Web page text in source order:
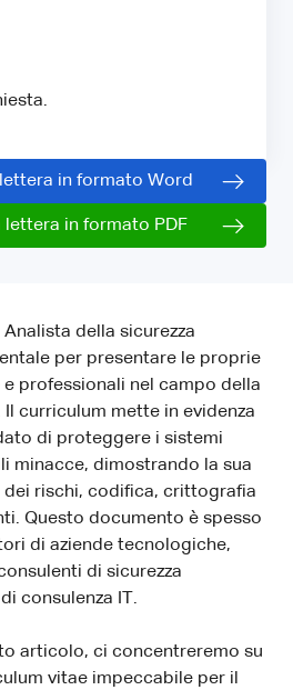
in formato Word
lettera in formato PDF
della sicurezza
per presentare le proprie
professionali nel campo della
curriculum mette in evidenza
di proteggere i sistemi
minacce, dimostrando la sua
dei rischi, codifica, crittografia
Questo documento è spesso
di aziende tecnologiche,
di sicurezza
consulenza IT.
articolo, ci concentreremo su
vitae impeccabile per il